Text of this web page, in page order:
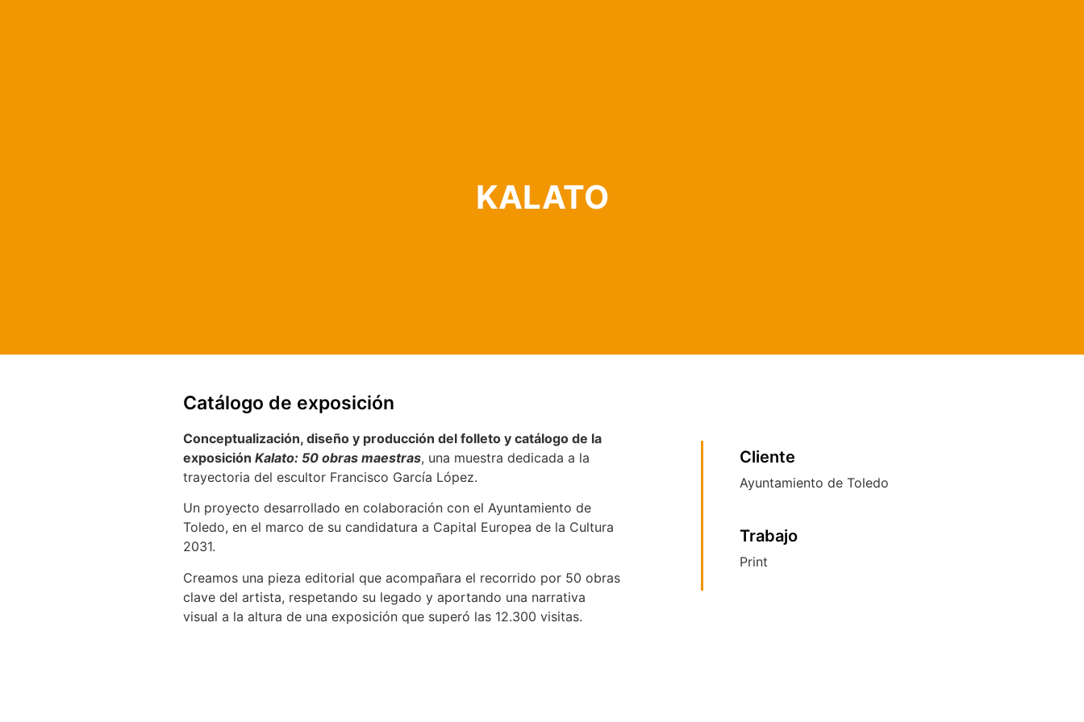
KALATO
Catálogo de exposición
Conceptualización, diseño y producción del folleto y catálogo de la
exposición Kalato: 50 obras maestras, una muestra dedicada a la
trayectoria del escultor Francisco García López.
Un proyecto desarrollado en colaboración con el Ayuntamiento de
Toledo, en el marco de su candidatura a Capital Europea de la Cultura
2031.
Creamos una pieza editorial que acompañara el recorrido por 50 obras
clave del artista, respetando su legado y aportando una narrativa
visual a la altura de una exposición que superó las 12.300 visitas.
Cliente
Ayuntamiento de Toledo
Trabajo
Print